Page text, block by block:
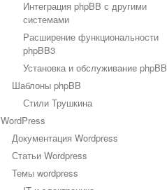
Интеграция phpBB с другими
системами
Расширение функциональности
phpBB3
Установка и обслуживание phpBB
Шаблоны phpBB
Стили Трушкина
WordPress
Документация Wordpress
Статьи Wordpress
Темы wordpress